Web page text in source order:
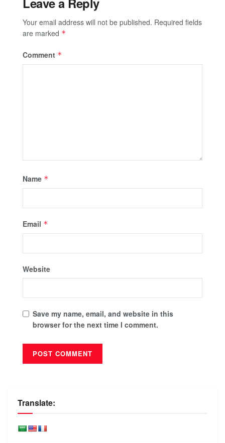
Your email address will not be published. Required fields
are marked *
Comment *
Name *
Email *
Website
Save my name, email, and website in this
browser for the next time I comment.
Translate: